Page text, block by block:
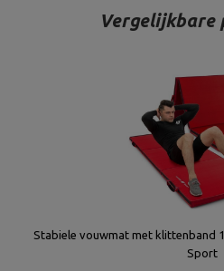
Vergelijkbare
Stabiele vouwmat met klittenband
Sport